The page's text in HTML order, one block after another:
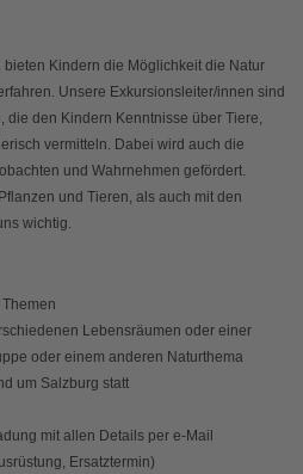
Kindern die Möglichkeit die Natur
Unsere Exkursionsleiter/innen sind
die den Kindern Kenntnisse über Tiere,
vermitteln. Dabei wird auch die
und Wahrnehmen gefördert.
und Tieren, als auch mit den
wichtig.
Lebensräumen oder einer
oder einem anderen Naturthema
um Salzburg statt
mit allen Details per e-Mail
Ersatztermin)